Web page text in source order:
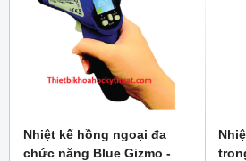
Nhiệt kế hồng ngoại đa
chức năng Blue Gizmo -